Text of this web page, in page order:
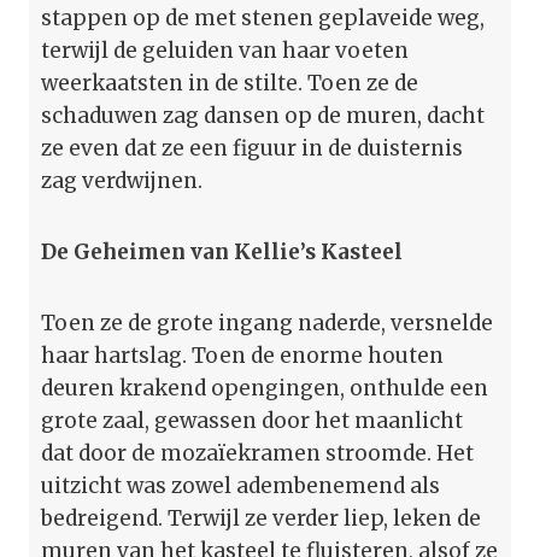
stappen op de met stenen geplaveide weg,
terwijl de geluiden van haar voeten
weerkaatsten in de stilte. Toen ze de
schaduwen zag dansen op de muren, dacht
ze even dat ze een figuur in de duisternis
zag verdwijnen.
De Geheimen van Kellie’s Kasteel
Toen ze de grote ingang naderde, versnelde
haar hartslag. Toen de enorme houten
deuren krakend opengingen, onthulde een
grote zaal, gewassen door het maanlicht
dat door de mozaïekramen stroomde. Het
uitzicht was zowel adembenemend als
bedreigend. Terwijl ze verder liep, leken de
muren van het kasteel te fluisteren, alsof ze